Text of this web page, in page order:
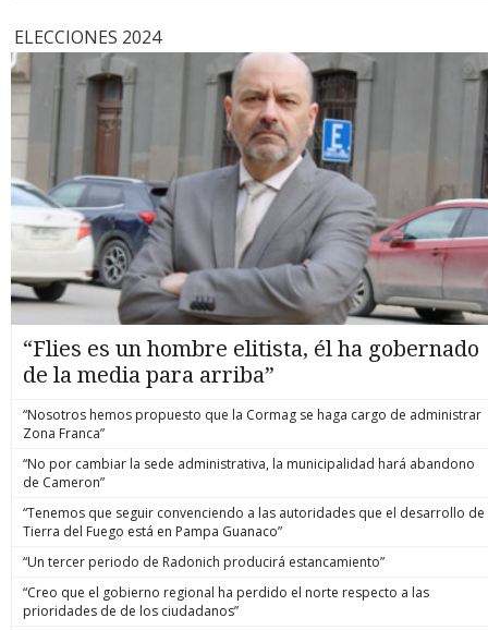
ELECCIONES 2024
“Flies es un hombre elitista, él ha gobernado
de la media para arriba”
“Nosotros hemos propuesto que la Cormag se haga cargo de administrar
Zona Franca”
“No por cambiar la sede administrativa, la municipalidad hará abandono
de Cameron”
“Tenemos que seguir convenciendo a las autoridades que el desarrollo de
Tierra del Fuego está en Pampa Guanaco”
“Un tercer periodo de Radonich producirá estancamiento”
“Creo que el gobierno regional ha perdido el norte respecto a las
prioridades de de los ciudadanos”